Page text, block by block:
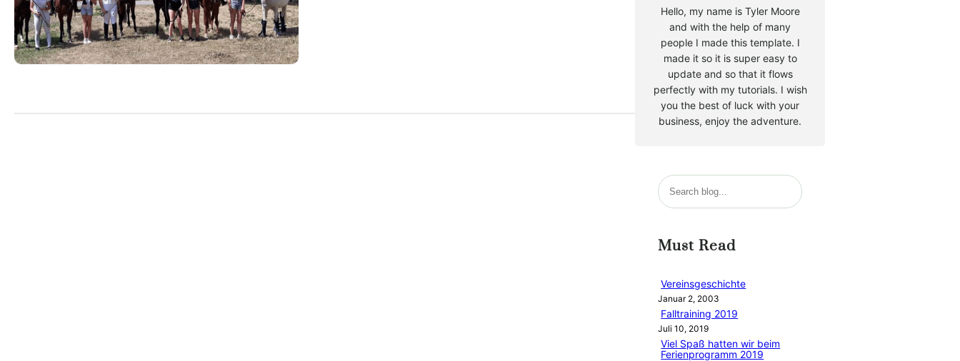
Hello, my name is Tyler Moore
and with the help of many
people I made this template. I
made it so it is super easy to
update and so that it flows
perfectly with my tutorials. I wish
you the best of luck with your
business, enjoy the adventure.
S
u
h
n
Must Read
Vereinsgeschichte
Januar 2, 2003
Falltraining 2019
Juli 10, 2019
Viel Spaß hatten wir beim
Ferienprogramm 2019